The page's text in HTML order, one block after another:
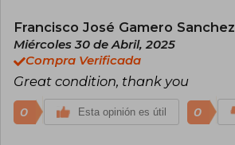
Francisco José Gamero Sanchez
Miércoles 30 de Abril, 2025
Compra Verificada
Great condition, thank you
0 Esta opinión es útil 0